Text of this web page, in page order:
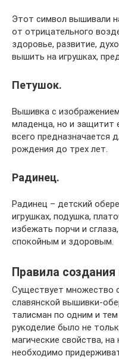
Этот символ вышивали
от отрицательного
здоровье, развитие,
вышить на игрушках,
Петушок.
Вышивка с
младенца, но и защитит
всего предназначается
рождения до трех лет.
Радинец.
Радинец – детский
игрушках, подушка,
избежать порчи и
спокойным и здоровым.
Правила
Существует множество
славянской вышивки-
талисман по одним и
рукоделие было не
магические свойства,
необходимо